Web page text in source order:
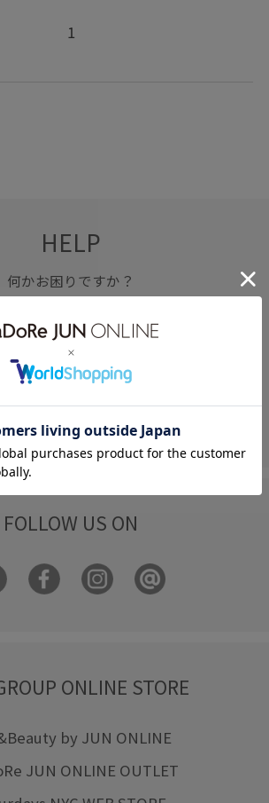
1
HELP
何かお困りですか？
FOLLOW US ON
ONLINE STORE
by JUN ONLINE
JUN ONLINE OUTLET